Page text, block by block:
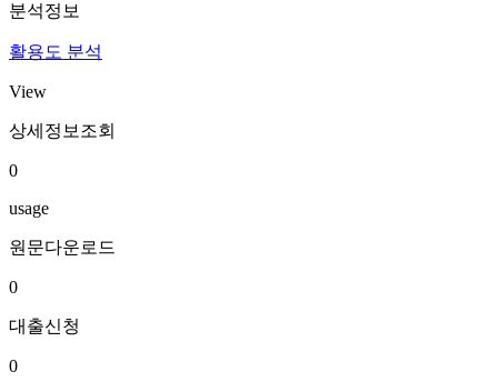
분석정보
활용도 분석
View
상세정보조회
0
usage
원문다운로드
0
대출신청
0